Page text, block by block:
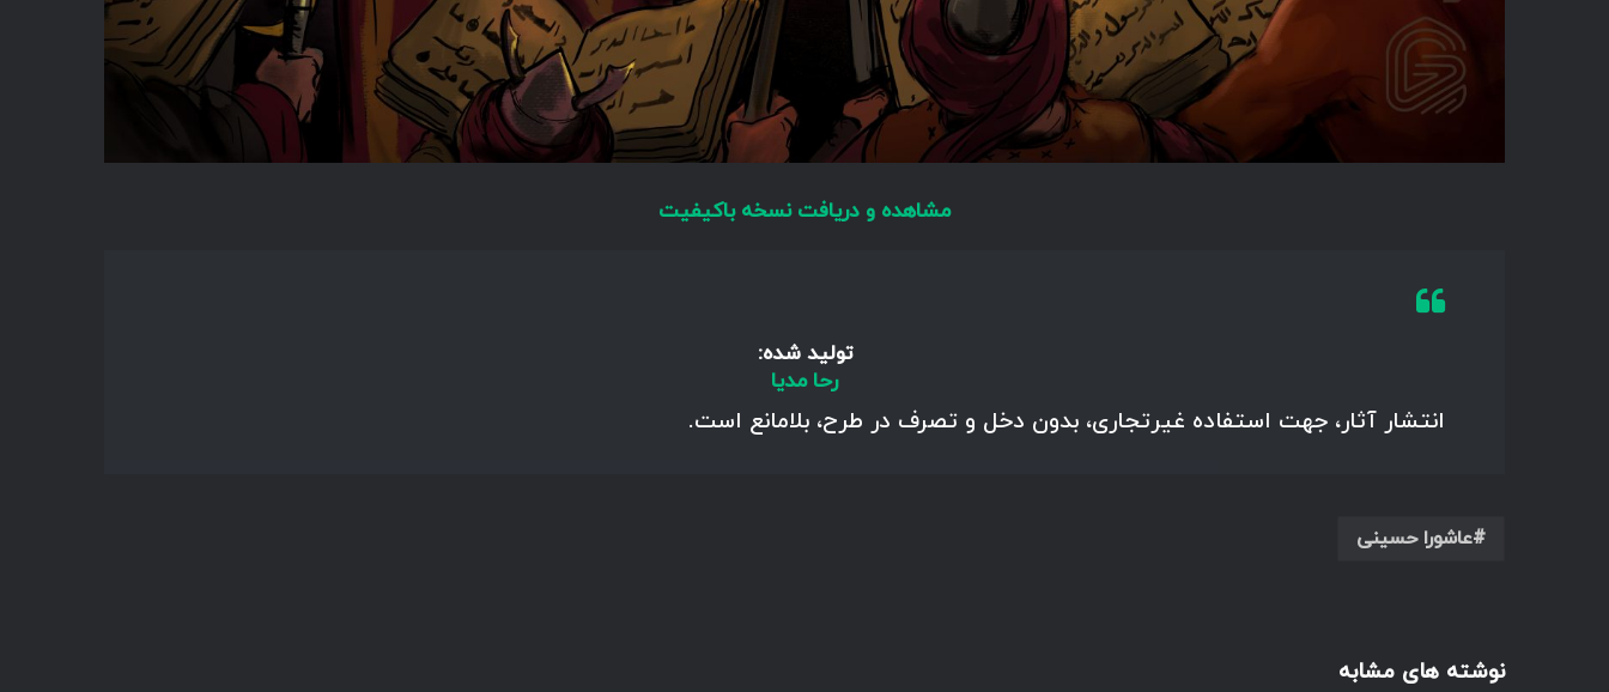
مشاهده و دریافت نسخه باکیفیت
تولید شده:
رحا مدیا
انتشار آثار، جهت استفاده غیرتجاری، بدون دخل و تصرف در طرح، بلامانع است.
عاشورا حسینی
نوشته های مشابه